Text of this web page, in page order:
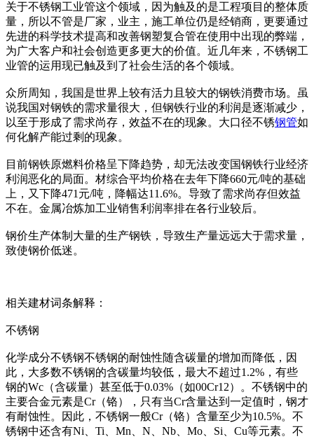
关于不锈钢工业管这个领域，因为触及的是工程项目的整体质
量，所以不管是厂家，业主，施工单位仍是经销商，更要通过
先进的科学技术提高和改善钢塑复合管在使用中出现的弊端，
为广大客户和社会创造更多更大的价值。近几年来，不锈钢工
业管的运用现已触及到了社会生活的各个领域。
众所周知，我国是世界上较有活力且较大的钢铁消费市场。虽
说我国对钢铁的需求量很大，但钢铁行业的利润是逐渐减少，
以至于形成了需求尚存，效益不在的现象。大口径不锈钢管如
何化解产能过剩的现象。
目前钢铁原燃料价格呈下降趋势，却无法改变国钢铁行业经济
利润恶化的局面。材综合平均价格在去年下降660元/吨的基础
上，又下降471元/吨，降幅达11.6%。导致了需求尚存但效益
不在。金属冶炼加工业销售利润率排在各行业较后。
钢价生产体制大量的生产钢铁，导致生产量远远大于需求量，
致使钢价低迷。
相关建材词条解释：
不锈钢
化学成分不锈钢不锈钢的耐蚀性随含碳量的增加而降低，因
此，大多数不锈钢的含碳量均较低，最大不超过1.2%，有些
钢的Wc（含碳量）甚至低于0.03%（如00Cr12）。不锈钢中的
主要合金元素是Cr（铬），只有当Cr含量达到一定值时，钢才
有耐蚀性。因此，不锈钢一般Cr（铬）含量至少为10.5%。不
锈钢中还含有Ni、Ti、Mn、N、Nb、Mo、Si、Cu等元素。不